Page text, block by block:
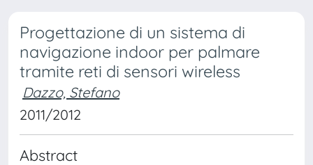
Progettazione di un sistema di
navigazione indoor per palmare
tramite reti di sensori wireless
Dazzo, Stefano
2011/2012
Abstract